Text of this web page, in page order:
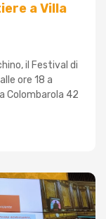
a Villa
il Festival di
ore 18 a
Colombarola 42